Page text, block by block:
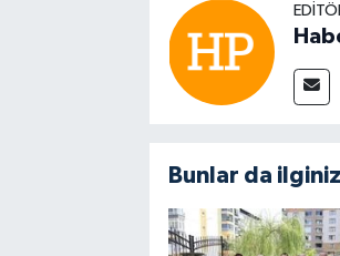
Bunlar da